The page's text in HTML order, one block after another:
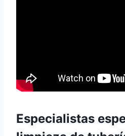
Especialistas